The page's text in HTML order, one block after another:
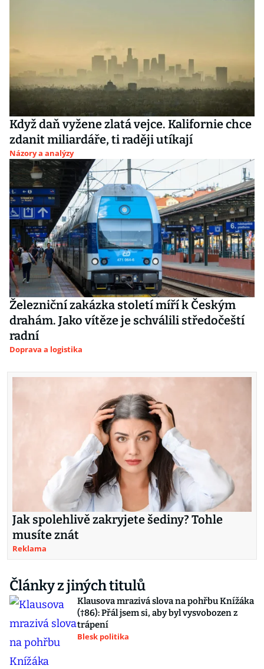
Když daň vyžene zlatá vejce. Kalifornie chce
zdanit miliardáře, ti raději utíkají
Názory a analýzy
Železniční zakázka století míří k Českým
drahám. Jako vítěze je schválili středočeští
radní
Doprava a logistika
Jak spolehlivě zakryjete šediny? Tohle
musíte znát
Reklama
Články z jiných titulů
Klausova mrazivá slova na pohřbu Knížáka
(†86): Přál jsem si, aby byl vysvobozen z
trápení
Blesk politika